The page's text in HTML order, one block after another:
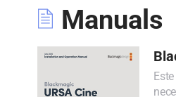
Manuals